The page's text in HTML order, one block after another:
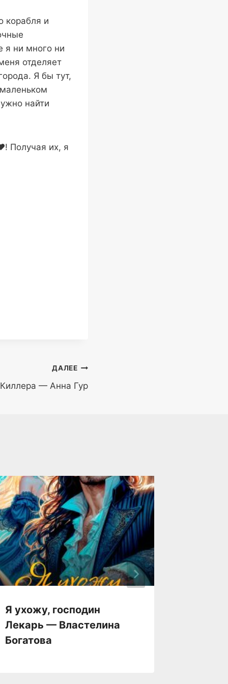
корабля и
я ни много ни
отделяет
Я бы тут,
найти
Получая их, я
ДАЛЕЕ
— Анна Гур
Я ухожу, господин
Лекарь — Властелина
Богатова